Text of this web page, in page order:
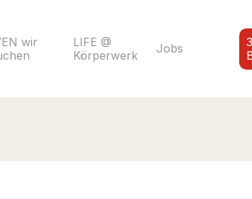
wir
LIFE @
Körperwerk
Jobs